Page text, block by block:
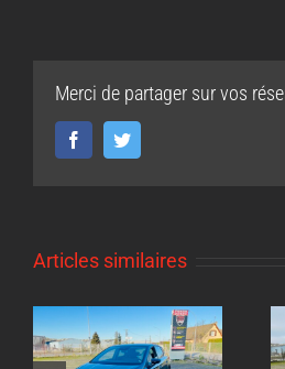
Merci de partager sur vos
FacebookTwitter
Articles similaires